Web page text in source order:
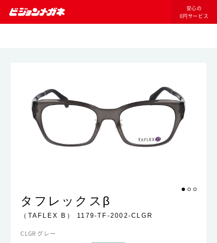
安心の
0円サービス
タフレックスβ
（TAFLEX B） 1179-TF-2002-CLGR
CLGR グレー